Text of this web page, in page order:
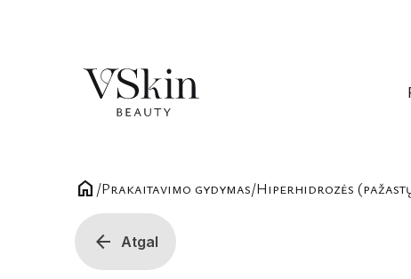
home /Prakaitavimo gydymas/Hiperhidrozės
arrow_back Atgal